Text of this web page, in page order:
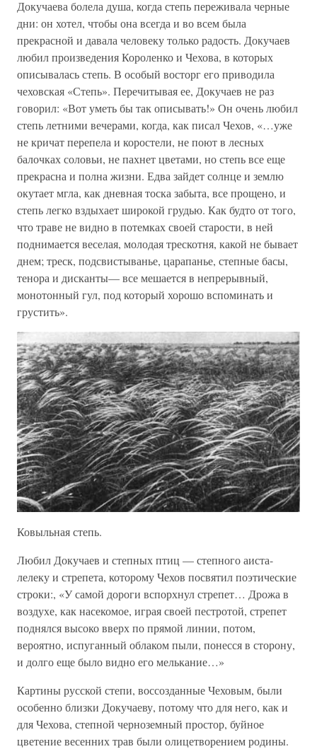
Докучаева болела душа, когда степь переживала черные
дни: он хотел, чтобы она всегда и во всем была
прекрасной и давала человеку только радость. Докучаев
любил произведения Короленко и Чехова, в которых
описывалась степь. В особый восторг его приводила
чеховская «Степь». Перечитывая ее, Докучаев не раз
говорил: «Вот уметь бы так описывать!» Он очень любил
степь летними вечерами, когда, как писал Чехов, «…уже
не кричат перепела и коростели, не поют в лесных
балочках соловьи, не пахнет цветами, но степь все еще
прекрасна и полна жизни. Едва зайдет солнце и землю
окутает мгла, как дневная тоска забыта, все прощено, и
степь легко вздыхает широкой грудью. Как будто от того,
что траве не видно в потемках своей старости, в ней
поднимается веселая, молодая трескотня, какой не бывает
днем; треск, подсвистыванье, царапанье, степные басы,
тенора и дисканты— все мешается в непрерывный,
монотонный гул, под который хорошо вспоминать и
грустить».
Ковыльная степь.
Любил Докучаев и степных птиц — степного аиста-
лелеку и стрепета, которому Чехов посвятил поэтические
строки:, «У самой дороги вспорхнул стрепет… Дрожа в
воздухе, как насекомое, играя своей пестротой, стрепет
поднялся высоко вверх по прямой линии, потом,
вероятно, испуганный облаком пыли, понесся в сторону,
и долго еще было видно его мелькание…»
Картины русской степи, воссозданные Чеховым, были
особенно близки Докучаеву, потому что для него, как и
для Чехова, степной черноземный простор, буйное
цветение весенних трав были олицетворением родины.